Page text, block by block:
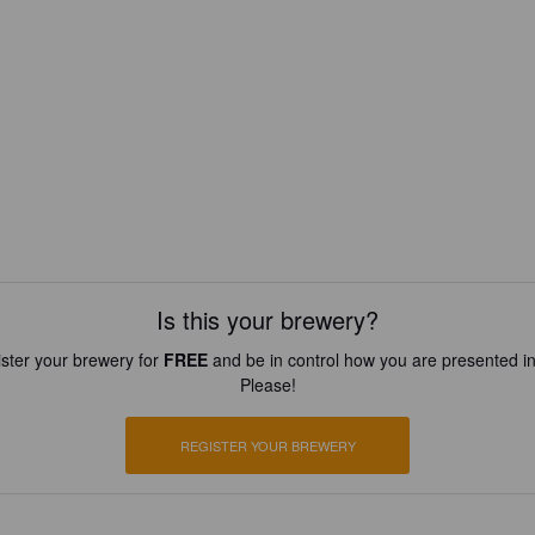
Is this your brewery?
your brewery for FREEand be in control how you are presented
Please!
REGISTER YOUR BREWERY